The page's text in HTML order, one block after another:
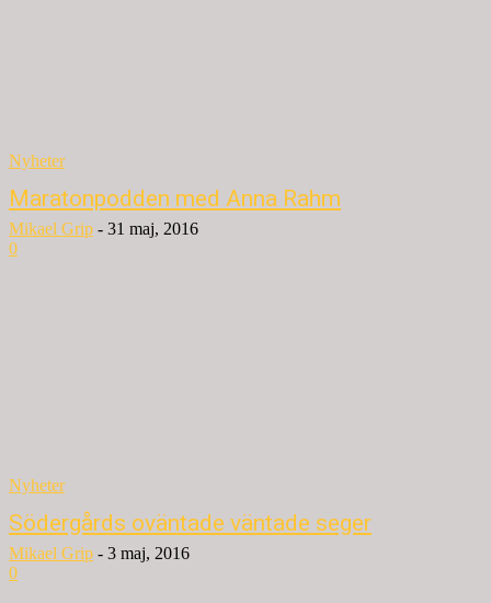
Nyheter
Maratonpodden med Anna Rahm
Mikael Grip - 31 maj, 2016
0
Nyheter
Södergårds oväntade väntade seger
Mikael Grip - 3 maj, 2016
0